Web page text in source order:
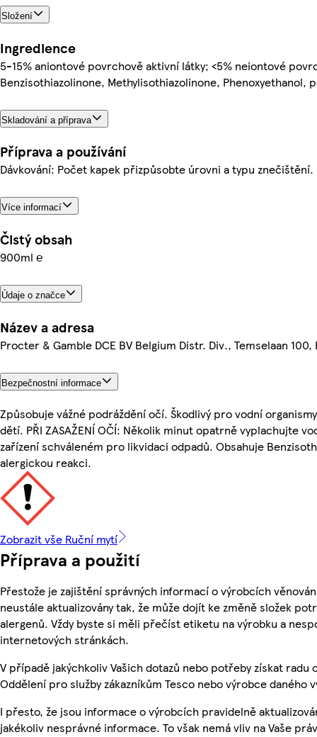
Složení
Ingredience
5-15% aniontové povrchově aktivní látky; <5% neiontové
Benzisothiazolinone, Methylisothiazolinone, Phenoxyethanol,
Skladování a příprava
Příprava a používání
Dávkování: Počet kapek přizpůsobte úrovni a typu znečištění.
Více informací
Čistý obsah
900ml ℮
Údaje o značce
Název a adresa
Procter & Gamble DCE BV Belgium Distr. Div., Temselaan
Bezpečnostní informace
Způsobuje vážné podráždění očí. Škodlivý pro vodní
dětí. PŘI ZASAŽENÍ OČÍ: Několik minut opatrně vyplachujte
zařízení schváleném pro likvidaci odpadů. Obsahuje
alergickou reakci.
Zobrazit vše Ruční mytí
Příprava a použití
Přestože je zajištění správných informací o výrobcích
neustále aktualizovány tak, že může dojít ke změně složek
alergenů. Vždy byste si měli přečíst etiketu na výrobku a
internetových stránkách.
V případě jakýchkoliv Vašich dotazů nebo potřeby získat
Oddělení pro služby zákazníkům Tesco nebo výrobce daného
I přesto, že jsou informace o výrobcích pravidelně
jakékoliv nesprávné informace. To však nemá vliv na Vaše